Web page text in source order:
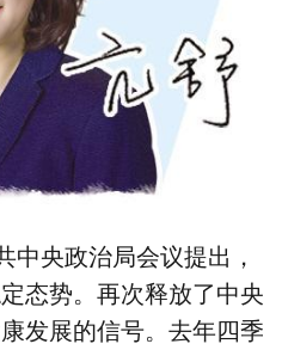
央政治局会议提出，
态势。再次释放了中央
发展的信号。去年四季